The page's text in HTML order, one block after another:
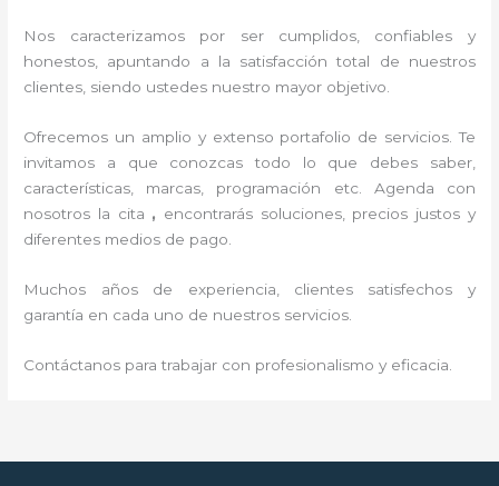
Nos caracterizamos por ser cumplidos, confiables y
honestos, apuntando a la satisfacción total de nuestros
clientes, siendo ustedes nuestro mayor objetivo.
Ofrecemos un amplio y extenso portafolio de servicios. Te
invitamos a que conozcas todo lo que debes saber,
características, marcas, programación etc. Agenda con
nosotros la cita , encontrarás soluciones, precios justos y
diferentes medios de pago.
Muchos años de experiencia, clientes satisfechos y
garantía en cada uno de nuestros servicios.
Contáctanos para trabajar con profesionalismo y eficacia.